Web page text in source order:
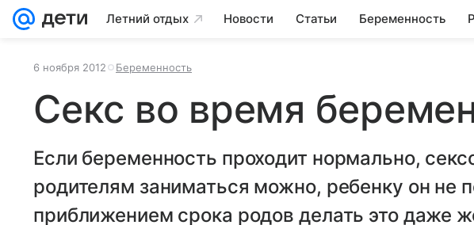
Летний отдых Новости Статьи Беременность
6 ноября 2012 Беременность
Секс во время
Если беременность проходит нормально,
родителям заниматься можно, ребенку он не
приближением срока родов делать это даже